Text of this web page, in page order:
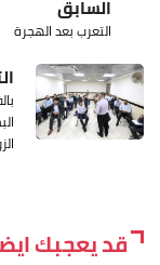
السابق
التعرب بعد الهجرة
قد يعجبك